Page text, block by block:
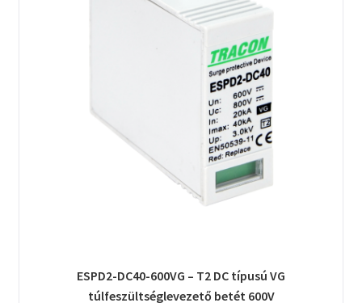
ESPD2-DC40-600VG – T2 DC típusú VG
túlfeszültséglevezető betét 600V